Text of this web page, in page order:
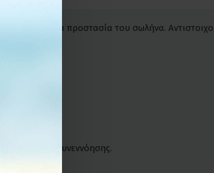
ταυτόχρονα προστασία του σωλήνα.
συνεννόησης.